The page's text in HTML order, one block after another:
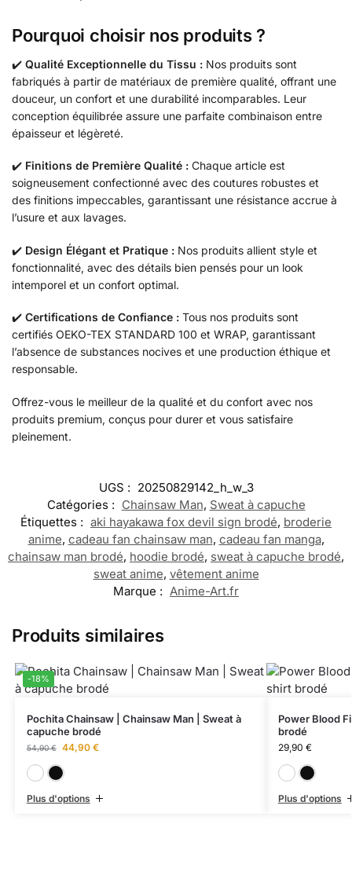
Pourquoi choisir nos produits ?
✔️ Qualité Exceptionnelle du Tissu : Nos produits sont
fabriqués à partir de matériaux de première qualité, offrant une
douceur, un confort et une durabilité incomparables. Leur
conception équilibrée assure une parfaite combinaison entre
épaisseur et légèreté.
✔️ Finitions de Première Qualité : Chaque article est
soigneusement confectionné avec des coutures robustes et
des finitions impeccables, garantissant une résistance accrue à
l’usure et aux lavages.
✔️ Design Élégant et Pratique : Nos produits allient style et
fonctionnalité, avec des détails bien pensés pour un look
intemporel et un confort optimal.
✔️ Certifications de Confiance : Tous nos produits sont
certifiés OEKO-TEX STANDARD 100 et WRAP, garantissant
l’absence de substances nocives et une production éthique et
responsable.
Offrez-vous le meilleur de la qualité et du confort avec nos
produits premium, conçus pour durer et vous satisfaire
pleinement.
UGS : 20250829142_h_w_3
Catégories : Chainsaw Man, Sweat à capuche
Étiquettes : aki hayakawa fox devil sign brodé, broderie
anime, cadeau fan chainsaw man, cadeau fan manga,
chainsaw man brodé, hoodie brodé, sweat à capuche brodé,
sweat anime, vêtement anime
Marque : Anime-Art.fr
Produits similaires
-18%
Pochita Chainsaw | Chainsaw Man | Sweat à
capuche brodé
54,90€ 44,90 €
Plus d'options
Power Blood
brodé
29,90 €
Plus d'options